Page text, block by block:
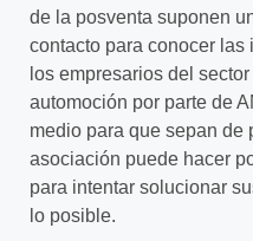
de la posventa suponen
contacto para conocer
los empresarios del
automoción por parte de
medio para que sepan de
asociación puede hacer
para intentar solucionar
lo posible.